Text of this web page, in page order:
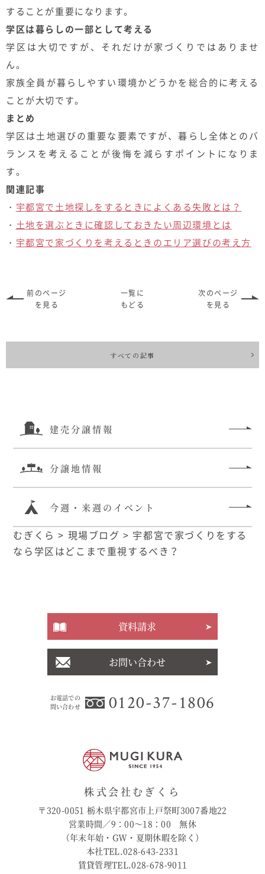
することが重要になります。
学区は暮らしの一部として考える
学区は大切ですが、それだけが家づくりではありませ
ん。
家族全員が暮らしやすい環境かどうかを総合的に考える
ことが大切です。
まとめ
学区は土地選びの重要な要素ですが、暮らし全体とのバ
ランスを考えることが後悔を減らすポイントになりま
す。
関連記事
・ 宇都宮で土地探しをするときによくある失敗とは？
・ 土地を選ぶときに確認しておきたい周辺環境とは
・ 宇都宮で家づくりを考えるときのエリア選びの考え方
前のページ
を見る
一覧に
もどる
次のページ
を見る
すべての記事
建売分譲情報
分譲地情報
今週・来週のイベント
むぎくら > 現場ブログ > 宇都宮で家づくりをする
なら学区はどこまで重視するべき？
お電話での
問い合わせ
0120-37-1806
資料請求
お問い合わせ
株式会社むぎくら
〒320-0051 栃木県宇都宮市上戸祭町3007番地22
営業時間／9：00〜18：00 無休
（年末年始・GW・夏期休暇を除く）
本社TEL.028-643-2331
賃貸管理TEL.028-678-9011